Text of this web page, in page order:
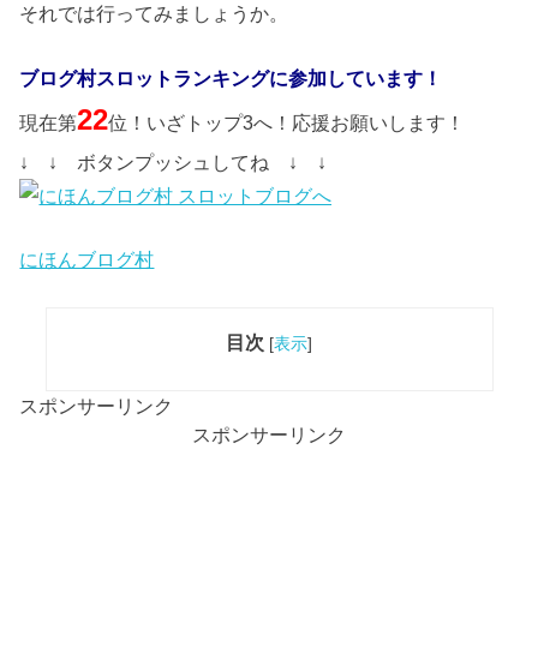
それでは行ってみましょうか。
ブログ村スロットランキングに参加しています！
現在第22位！いざトップ3へ！応援お願いします！
↓ ↓ ボタンプッシュしてね ↓ ↓
にほんブログ村
目次 [表示]
スポンサーリンク
スポンサーリンク